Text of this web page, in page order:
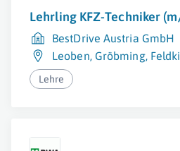
Lehrling KFZ-Techniker
BestDrive Austria GmbH
Leoben, Gröbming,
Lehre